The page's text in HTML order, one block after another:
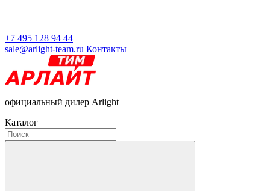
+7 495 128 94 44
sale@arlight-team.ru Контакты
официальный дилер Arlight
Каталог